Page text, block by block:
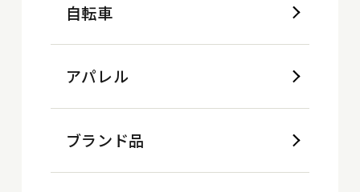
自転車
アパレル
ブランド品